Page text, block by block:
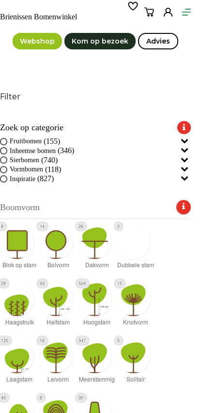
naar
de
Brienissen Bomenwinkel Winkelwagen
Webshop Kom op bezoek Advies
Filter
Zoek op categorie
Fruitbomen (155)
Inheemse bomen (346)
Sierbomen (740)
Vormbomen (118)
Inspiratie (827)
Boomvorm
8 14 26 2
29 93 524 15
125 16 347 5
45 8 30